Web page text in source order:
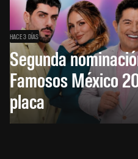
HACE 3 DÍAS
Segunda
Famosos México
placa